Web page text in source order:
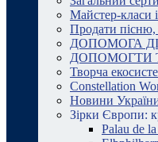
Майстер-класи і
Продати пісню,
ДОПОМОГА
ДОПОМОГТИ
Творча
Constellation
Новини України
Зірки Європи:
Palau de